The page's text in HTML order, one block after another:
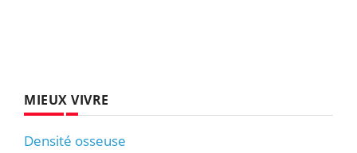
MIEUX VIVRE
Densité osseuse